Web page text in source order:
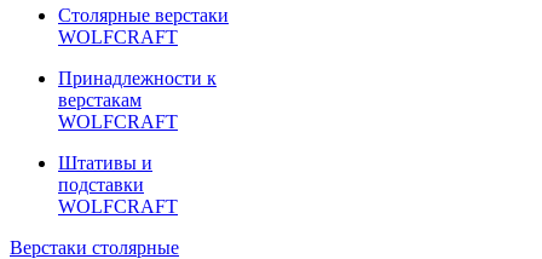
Столярные верстаки
WOLFCRAFT
Принадлежности к
верстакам
WOLFCRAFT
Штативы и
подставки
WOLFCRAFT
Верстаки столярные